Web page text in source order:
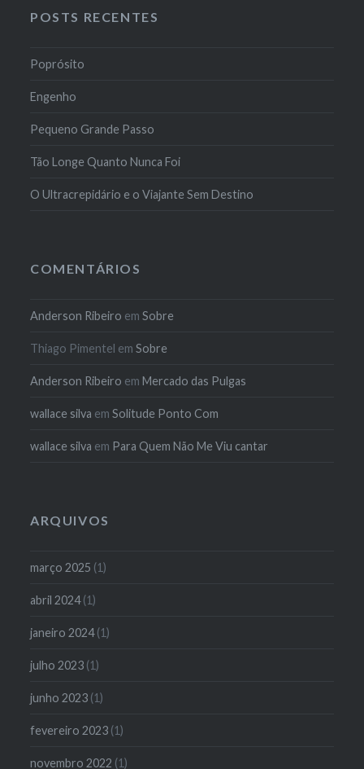
POSTS RECENTES
Poprósito
Engenho
Pequeno Grande Passo
Tão Longe Quanto Nunca Foi
O Ultracrepidário e o Viajante Sem Destino
COMENTÁRIOS
Anderson Ribeiro emSobre
Thiago Pimentel emSobre
Anderson Ribeiro emMercado das Pulgas
wallace silva emSolitude Ponto Com
wallace silva em Para Quem Não Me Viu cantar
ARQUIVOS
março 2025 (1)
abril 2024(1)
janeiro 2024(1)
julho 2023 (1)
junho 2023 (1)
fevereiro 2023 (1)
novembro 2022 (1)